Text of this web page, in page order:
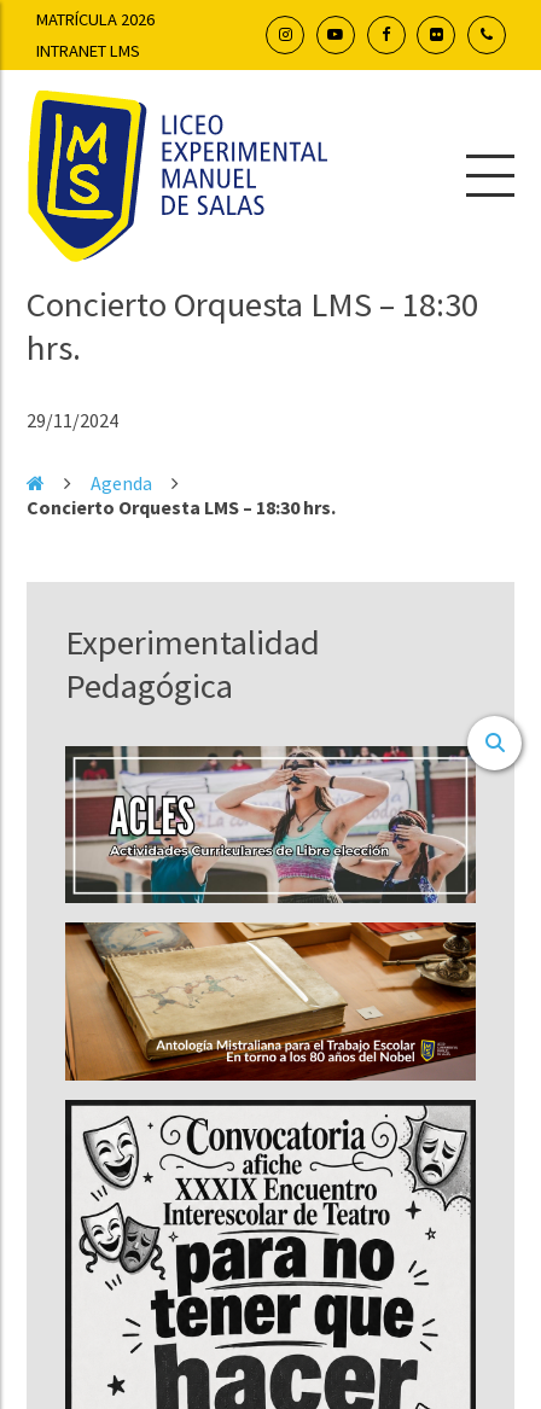
MATRÍCULA 2026
INTRANET LMS
Concierto Orquesta LMS – 18:30
hrs.
29/11/2024
Agenda
Concierto Orquesta LMS – 18:30 hrs.
Experimentalidad
Pedagógica